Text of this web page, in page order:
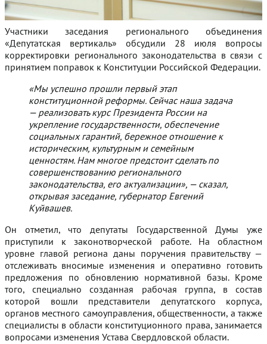
Участники заседания регионального объединения
«Депутатская вертикаль» обсудили 28 июля вопросы
корректировки регионального законодательства в связи с
принятием поправок к Конституции Российской Федерации.
«Мы успешно прошли первый этап
конституционной реформы. Сейчас наша задача
— реализовать курс Президента России на
укрепление государственности, обеспечение
социальных гарантий, бережное отношение к
историческим, культурным и семейным
ценностям. Нам многое предстоит сделать по
совершенствованию регионального
законодательства, его актуализации», — сказал,
открывая заседание, губернатор Евгений
Куйвашев.
Он отметил, что депутаты Государственной Думы уже
приступили к законотворческой работе. На областном
уровне главой региона даны поручения правительству —
отслеживать вносимые изменения и оперативно готовить
предложения по обновлению нормативной базы. Кроме
того, специально созданная рабочая группа, в состав
которой вошли представители депутатского корпуса,
органов местного самоуправления, общественности, а также
специалисты в области конституционного права, занимается
вопросами изменения Устава Свердловской области.